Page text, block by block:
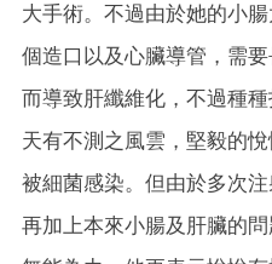
大手術。不過由於她的小
個造口以及心臟導管，需
而導致肝纖維化，不過種
天有不測之風雲，堅毅的
被細菌感染。但由於多次
再加上本來小腸及肝臟的